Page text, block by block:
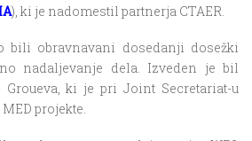
), ki je nadomestil partnerja CTAER.
bili obravnavani dosedanji dosežki
nadaljevanje dela. Izveden je bil
ki je pri Joint Secretariat-u
projekte.